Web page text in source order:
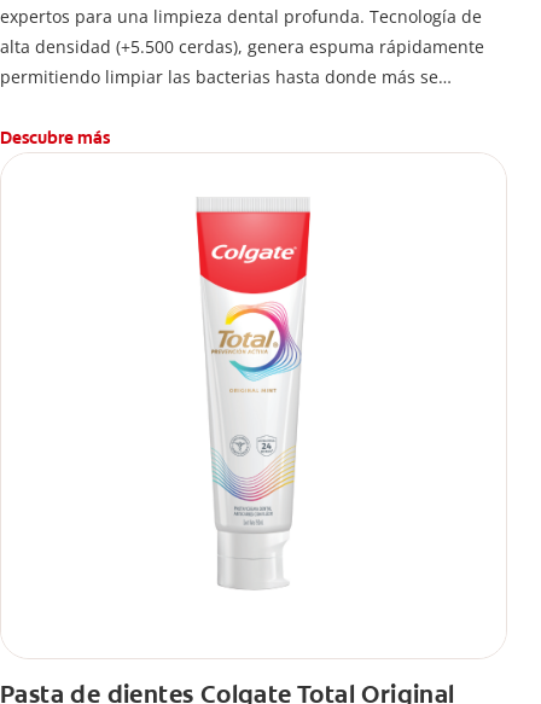
expertos para una limpieza dental profunda. Tecnología de
alta densidad (+5.500 cerdas), genera espuma rápidamente
permitiendo limpiar las bacterias hasta donde más se
Descubre más
Pasta de dientes Colgate Total Original